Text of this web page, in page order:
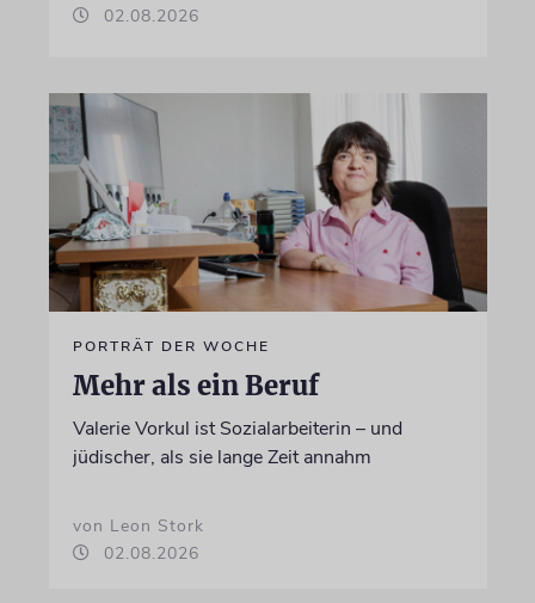
02.08.2026
PORTRÄT DER WOCHE
Mehr als ein Beruf
Valerie Vorkul ist Sozialarbeiterin – und
jüdischer, als sie lange Zeit annahm
von Leon Stork
02.08.2026